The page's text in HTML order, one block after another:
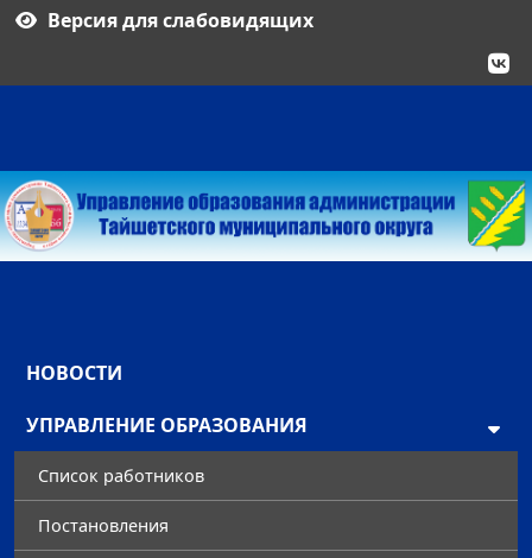
Версия для слабовидящих
НОВОСТИ
УПРАВЛЕНИЕ ОБРАЗОВАНИЯ
Список работников
Постановления